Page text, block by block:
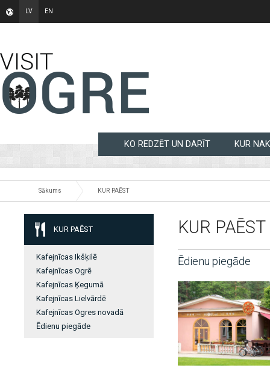
LV EN
KO REDZĒT UN DARĪT KUR
Sākums KUR PAĒST
KUR PAĒST
Kafejnīcas Ikšķilē
Kafejnīcas Ogrē
Kafejnīcas Ķegumā
Kafejnīcas Lielvārdē
Kafejnīcas Ogres novadā
Ēdienu piegāde
KUR PAĒST
Ēdienu piegāde